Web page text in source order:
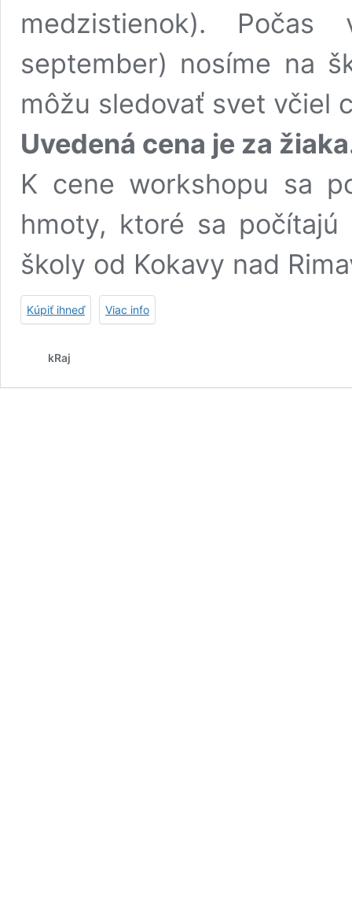
medzistienok).
september) nosíme na
môžu sledovať svet včiel
Uvedená cena je za
K cene workshopu sa
hmoty, ktoré sa počítajú
školy od Kokavy nad
Kúpiť ihneď Viac info
kRaj